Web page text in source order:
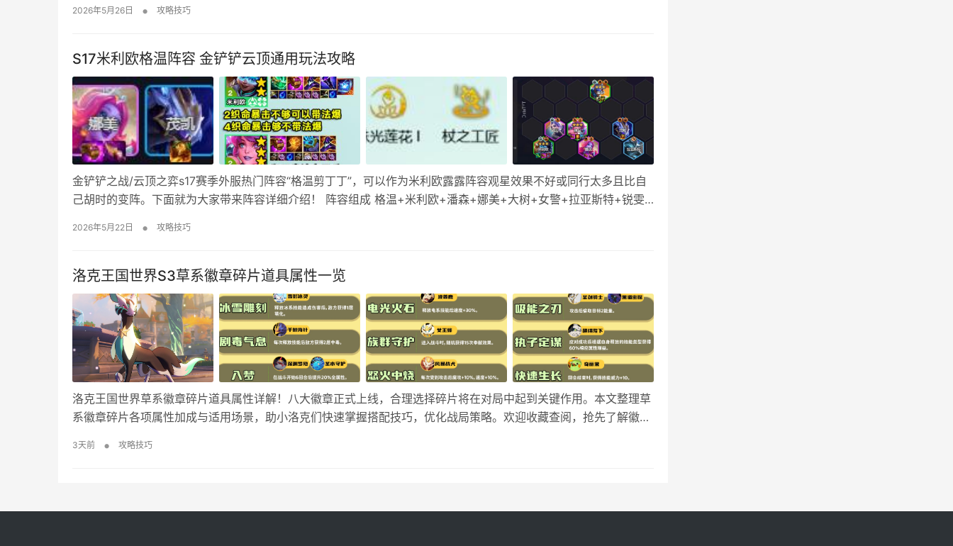
2026年5月26日 • 攻略技巧
S17米利欧格温阵容 金铲铲云顶通用玩法攻略
金铲铲之战/云顶之弈s17赛季外服热门阵容“格温剪丁丁”，可以作为米利欧露露阵容观星效果不好或同行太多且比自
己胡时的变阵。下面就为大家带来阵容详细介绍！ 阵容组成 格温+米利欧+潘森+娜美+大树+女警+拉亚斯特+锐雯
2026年5月22日 • 攻略技巧
洛克王国世界S3草系徽章碎片道具属性一览
洛克王国世界草系徽章碎片道具属性详解！八大徽章正式上线，合理选择碎片将在对局中起到关键作用。本文整理草
系徽章碎片各项属性加成与适用场景，助小洛克们快速掌握搭配技巧，优化战局策略。欢迎收藏查阅，抢先了解徽章
3天前 • 攻略技巧